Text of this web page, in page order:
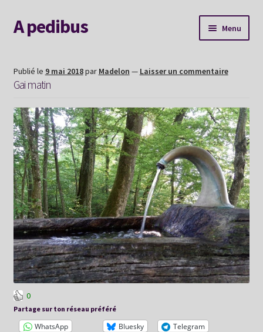
Aller
à
navigation
Aller
au
A pedibus Menu
Nouvelle voie
Explorer le site
Me contacter
Album souvenirs
Mon Hexaperso 2026
Publié le 9 mai 2018par Madelon — Laisser un commentaire
Gai matin
0
Partage sur ton réseau préféré
WhatsApp Bluesky
Telegram